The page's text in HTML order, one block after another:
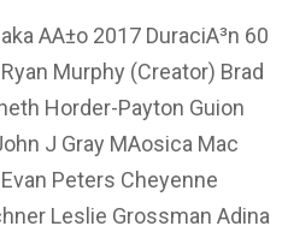
AA±o 2017 DuraciA³n 60
Murphy (Creator) Brad
Horder-Payton Guion
J Gray MAosica Mac
Peters Cheyenne
Leslie Grossman Adina